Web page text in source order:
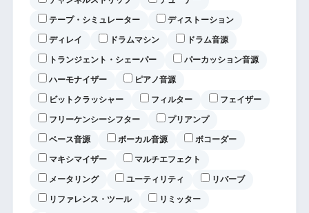
テープ・シミュレーター ディストーション
ディレイ ドラムマシン ドラム音源
トランジェント・シェーパー パーカッション音源
ハーモナイザー ピアノ音源
ビットクラッシャー フィルター フェイザー
フリーケンシーシフター プリアンプ
ベース音源 ボーカル音源 ボコーダー
マキシマイザー マルチエフェクト
メータリング ユーティリティ リバーブ
リファレンス・ツール リミッター